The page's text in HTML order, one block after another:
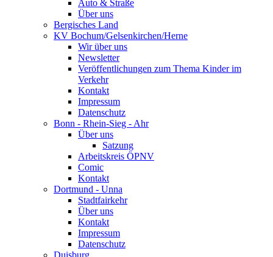
Auto & Straße
Über uns
Bergisches Land
KV Bochum/Gelsenkirchen/Herne
Wir über uns
Newsletter
Veröffentlichungen zum Thema Kinder im
Verkehr
Kontakt
Impressum
Datenschutz
Bonn - Rhein-Sieg - Ahr
Über uns
Satzung
Arbeitskreis ÖPNV
Comic
Kontakt
Dortmund - Unna
Stadtfairkehr
Über uns
Kontakt
Impressum
Datenschutz
Duisburg